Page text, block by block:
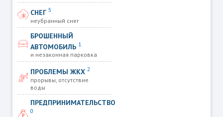
СНЕГ5
неубранный снег
БРОШЕННЫЙ
АВТОМОБИЛЬ 1
и незаконная парковка
ПРОБЛЕМЫ ЖКХ2
прорывы, отсутствие
воды
ПРЕДПРИНИМАТЕЛЬСТВО
0